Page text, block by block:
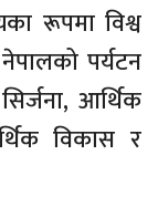
रूपमा विश्व
पर्यटन
आर्थिक
विकास र